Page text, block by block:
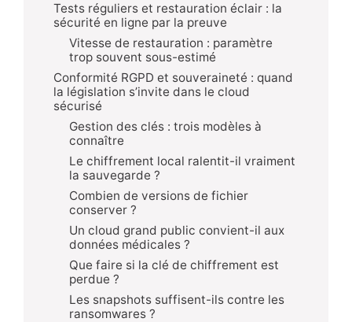
Tests réguliers et restauration éclair : la
sécurité en ligne par la preuve
Vitesse de restauration : paramètre
trop souvent sous-estimé
Conformité RGPD et souveraineté : quand
la législation s’invite dans le cloud
sécurisé
Gestion des clés : trois modèles à
connaître
Le chiffrement local ralentit-il vraiment
la sauvegarde ?
Combien de versions de fichier
conserver ?
Un cloud grand public convient-il aux
données médicales ?
Que faire si la clé de chiffrement est
perdue ?
Les snapshots suffisent-ils contre les
ransomwares ?